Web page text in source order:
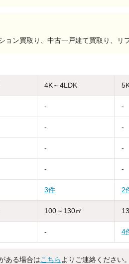
ョン買取り、中古一戸建て買取り、リ
4K～4LDK
- -
- -
- -
- -
3件 2
100～130㎡
- 4
ある場合はこちら よりご連絡ください。